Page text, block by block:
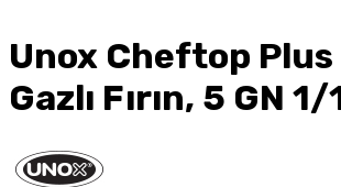
Unox Cheftop Plus
Gazlı Fırın, 5 GN 1/